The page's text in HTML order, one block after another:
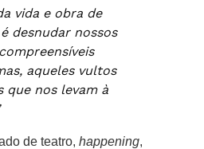
vida e obra de
desnudar nossos
aqueles vultos
que nos levam à
de teatro, happening,